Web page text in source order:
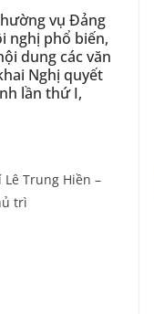
vụ Đảng
nghị phổ biến,
dung các văn
Nghị quyết
lần thứ I,
Trung Hiền –
trì